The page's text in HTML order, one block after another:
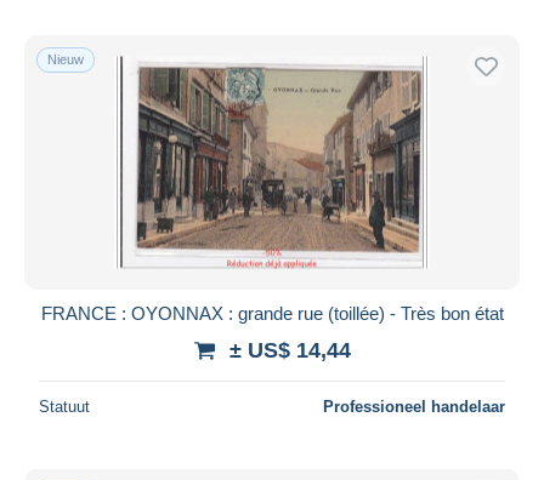
Nieuw
FRANCE : OYONNAX : grande rue (toillée) - Très bon état
± US$ 14,44
Statuut Professioneel handelaar